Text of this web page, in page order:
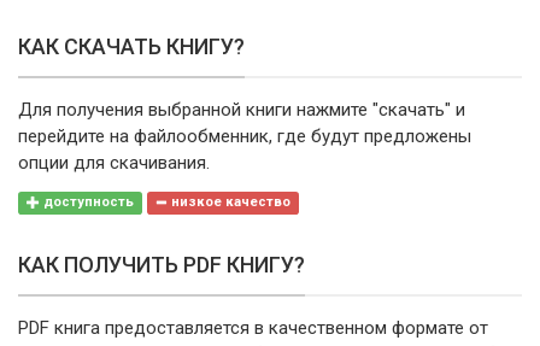
КАК СКАЧАТЬ КНИГУ?
Для получения выбранной книги нажмите "скачать" и
перейдите на файлообменник, где будут предложены
опции для скачивания.
доступность низкое качество
КАК ПОЛУЧИТЬ PDF КНИГУ?
PDF книга предоставляется в качественном формате от